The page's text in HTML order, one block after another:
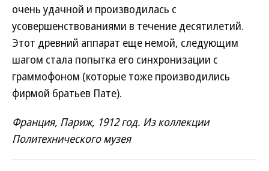
очень удачной и производилась с
усовершенствованиями в течение десятилетий.
Этот древний аппарат еще немой, следующим
шагом стала попытка его синхронизации с
граммофоном (которые тоже производились
фирмой братьев Пате).
Франция, Париж, 1912 год. Из коллекции
Политехнического музея